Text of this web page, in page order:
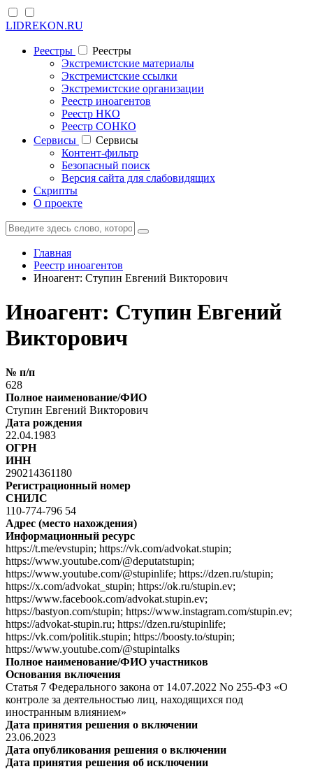
LIDREKON.RU
Реестры
Реестры
Экстремистские материалы
Экстремистские ссылки
Экстремистские организации
Реестр иноагентов
Реестр НКО
Реестр СОНКО
Cервисы
Cервисы
Контент-фильтр
Безопасный поиск
Версия сайта для слабовидящих
Скрипты
О проекте
Главная
Реестр иноагентов
Иноагент: Ступин Евгений Викторович
Иноагент: Ступин Евгений
Викторович
№ п/п
628
Полное наименование/ФИО
Ступин Евгений Викторович
Дата рождения
22.04.1983
ОГРН
ИНН
290214361180
Регистрационный номер
СНИЛС
110-774-796 54
Адрес (место нахождения)
Информационный ресурс
https://t.me/evstupin; https://vk.com/advokat.stupin;
https://www.youtube.com/@deputatstupin;
https://www.youtube.com/@stupinlife; https://dzen.ru/stupin;
https://x.com/advokat_stupin; https://ok.ru/stupin.ev;
https://www.facebook.com/advokat.stupin.ev;
https://bastyon.com/stupin; https://www.instagram.com/stupin.ev;
https://advokat-stupin.ru; https://dzen.ru/stupinlife;
https://vk.com/politik.stupin; https://boosty.to/stupin;
https://www.youtube.com/@stupintalks
Полное наименование/ФИО участников
Основания включения
Статья 7 Федерального закона от 14.07.2022 No 255-ФЗ «О
контроле за деятельностью лиц, находящихся под
иностранным влиянием»
Дата принятия решения о включении
23.06.2023
Дата опубликования решения о включении
Дата принятия решения об исключении